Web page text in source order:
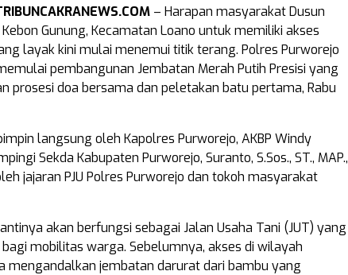
– Harapan masyarakat Dusun
Gunung, Kecamatan Loano untuk memiliki akses
layak kini mulai menemui titik terang. Polres Purworejo
pembangunan Jembatan Merah Putih Presisi yang
prosesi doa bersama dan peletakan batu pertama, Rabu
langsung oleh Kapolres Purworejo, AKBP Windy
Sekda Kabupaten Purworejo, Suranto, S.Sos., ST., MAP.,
jajaran PJU Polres Purworejo dan tokoh masyarakat
akan berfungsi sebagai Jalan Usaha Tani (JUT) yang
mobilitas warga. Sebelumnya, akses di wilayah
mengandalkan jembatan darurat dari bambu yang